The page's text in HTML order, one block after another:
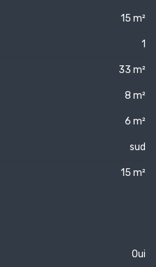
15 m²
1
33 m²
8 m²
6 m²
sud
15 m²
Oui